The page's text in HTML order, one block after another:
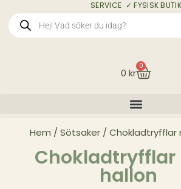
SERVICE ✓ FYSISK BUTIK
0 kr
0
Hem /Sötsaker / Chokladtryfflar
Chokladtryfflar
hallon